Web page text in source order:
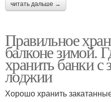
читать дальше →
Правильное
балконе зимой.
хранить банки с
лоджии
Хорошо хранить